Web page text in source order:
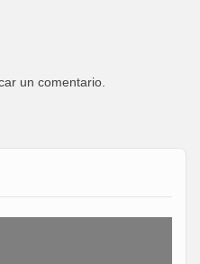
un comentario.